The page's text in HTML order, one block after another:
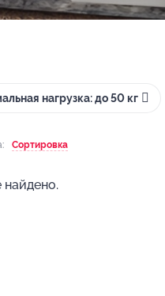
нагрузка: до 50 кг
Сортировка
найдено.